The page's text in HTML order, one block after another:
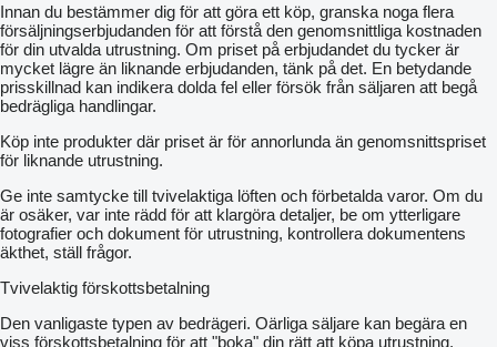
Innan du bestämmer dig för att göra ett köp, granska noga flera
försäljningserbjudanden för att förstå den genomsnittliga kostnaden
för din utvalda utrustning. Om priset på erbjudandet du tycker är
mycket lägre än liknande erbjudanden, tänk på det. En betydande
prisskillnad kan indikera dolda fel eller försök från säljaren att begå
bedrägliga handlingar.
Köp inte produkter där priset är för annorlunda än genomsnittspriset
för liknande utrustning.
Ge inte samtycke till tvivelaktiga löften och förbetalda varor. Om du
är osäker, var inte rädd för att klargöra detaljer, be om ytterligare
fotografier och dokument för utrustning, kontrollera dokumentens
äkthet, ställ frågor.
Tvivelaktig förskottsbetalning
Den vanligaste typen av bedrägeri. Oärliga säljare kan begära en
viss förskottsbetalning för att "boka" din rätt att köpa utrustning.